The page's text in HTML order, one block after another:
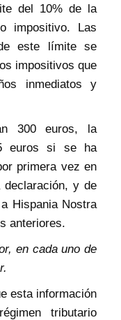
del 10% de la
impositivo. Las
este límite se
impositivos que
inmediatos y
300 euros, la
euros si se ha
primera vez en
declaración, y de
Hispania Nostra
anteriores.
en cada uno de
esta información
tributario